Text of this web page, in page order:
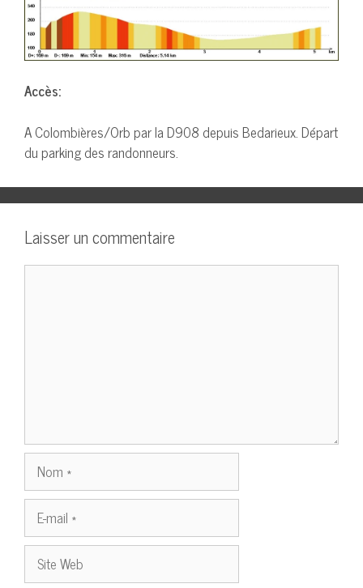
Accès:
A Colombières/Orb par la D908 depuis Bedarieux. Départ
du parking des randonneurs.
Laisser un commentaire
Commentaire
Nom
E-
mail
Site
Web